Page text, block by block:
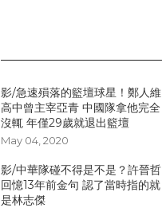
影/急速殞落的籃壇球星！鄭人維
高中曾主宰亞青 中國隊拿他完全
沒輒 年僅29歲就退出籃壇
May 04, 2020
影/中華隊碰不得是不是？許晉哲
回憶13年前金句 認了當時指的就
是林志傑